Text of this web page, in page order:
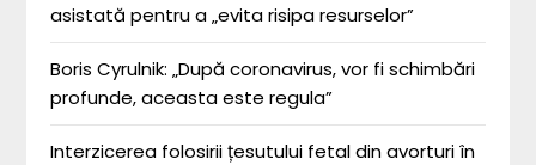
asistată pentru a „evita risipa resurselor”
Boris Cyrulnik: „După coronavirus, vor fi schimbări
profunde, aceasta este regula”
Interzicerea folosirii țesutului fetal din avorturi în